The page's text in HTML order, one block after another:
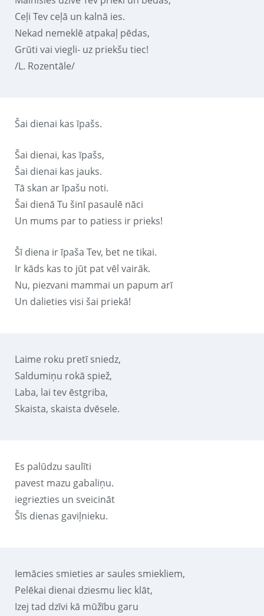
Ceļi Tev ceļā un kalnā ies.
Nekad nemeklē atpakaļ pēdas,
Grūti vai viegli- uz priekšu tiec!
/L. Rozentāle/
Šai dienai kas īpašs.
Šai dienai, kas īpašs,
Šai dienai kas jauks.
Tā skan ar īpašu noti.
Šai dienā Tu šinī pasaulē nāci
Un mums par to patiess ir prieks!
Šī diena ir īpaša Tev, bet ne tikai.
Ir kāds kas to jūt pat vēl vairāk.
Nu, piezvani mammai un papum arī
Un dalieties visi šai priekā!
Laime roku pretī sniedz,
Saldumiņu rokā spiež,
Laba, lai tev ēstgriba,
Skaista, skaista dvēsele.
Es palūdzu saulīti
pavest mazu gabaliņu.
iegriezties un sveicināt
Šīs dienas gaviļnieku.
Iemācies smieties ar saules smiekliem,
Pelēkai dienai dziesmu liec klāt,
Izej tad dzīvi kā mūžību garu